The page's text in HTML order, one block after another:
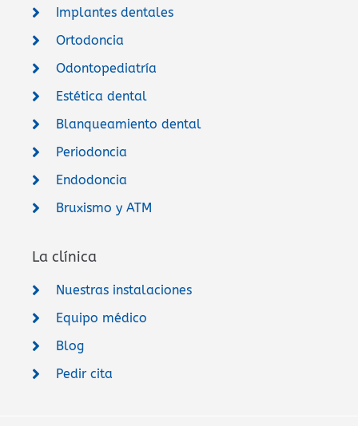
Implantes dentales
Ortodoncia
Odontopediatría
Estética dental
Blanqueamiento dental
Periodoncia
Endodoncia
Bruxismo y ATM
La clínica
Nuestras instalaciones
Equipo médico
Blog
Pedir cita